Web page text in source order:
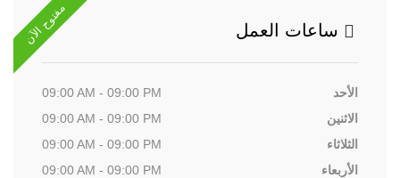
مفتوح الآن ساعات العمل
الأحد
09:00 AM - 09:00 PM
الاثنين
09:00 AM - 09:00 PM
الثلاثاء
09:00 AM - 09:00 PM
الأربعاء
09:00 AM - 09:00 PM